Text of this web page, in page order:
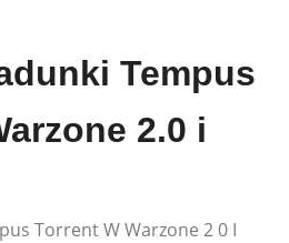
Tempus
2.0 i
Torrent W Warzone 2 0 I